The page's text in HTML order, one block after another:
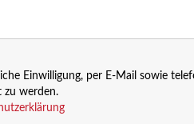
Einwilligung, per E-Mail sowie
zu werden.